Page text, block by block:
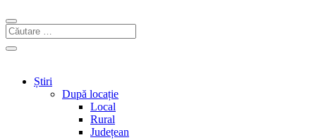
Știri
După locație
Local
Rural
Județean